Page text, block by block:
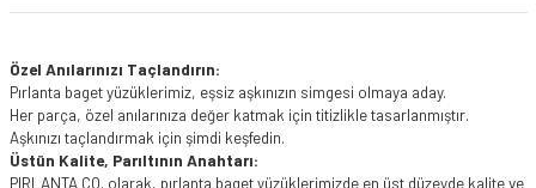
Özel Anılarınızı Taçlandırın:
Pırlanta baget yüzüklerimiz, eşsiz aşkınızın simgesi olmaya aday.
Her parça, özel anılarınıza değer katmak için titizlikle tasarlanmıştır.
Aşkınızı taçlandırmak için şimdi keşfedin.
Üstün Kalite, Parıltının Anahtarı:
PIRLANTA CO. olarak, pırlanta baget yüzüklerimizde en üst düzeyde kalite ve